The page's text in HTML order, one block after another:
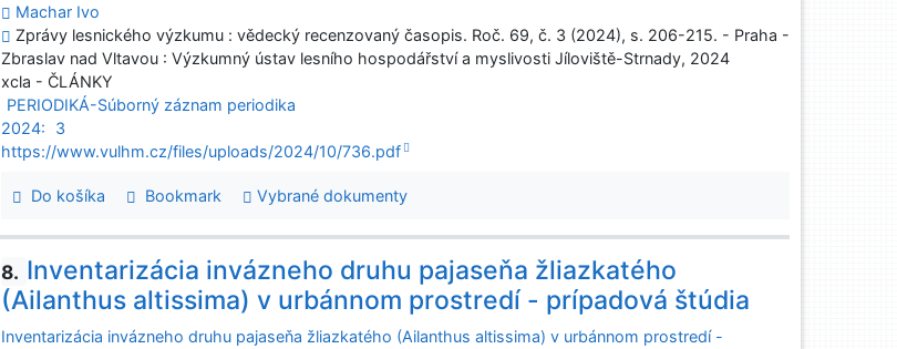
Machar Ivo
Zprávy lesnického výzkumu : vědecký recenzovaný časopis. Roč. 69, č. 3 (2024), s. 206-215. - Praha -
Zbraslav nad Vltavou : Výzkumný ústav lesního hospodářství a myslivosti Jíloviště-Strnady, 2024
xcla - ČLÁNKY
PERIODIKÁ-Súborný záznam periodika
2024:
3
https://www.vulhm.cz/files/uploads/2024/10/736.pdf
Do košíka Bookmark Vybrané dokumenty
8. Inventarizácia invázneho druhu pajaseňa žliazkatého
(Ailanthus altissima) v urbánnom prostredí - prípadová štúdia
Inventarizácia invázneho druhu pajaseňa žliazkatého (Ailanthus altissima) v urbánnom prostredí -